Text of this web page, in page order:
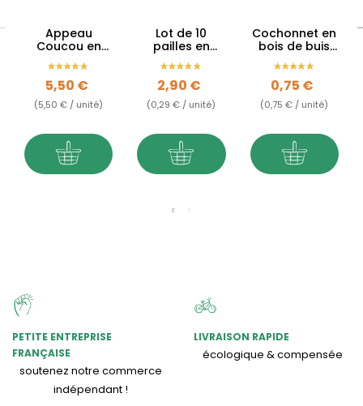
Appeau
Coucou en
bois du Jura
avec écorce
Prix
5,50 €
(5,50 € / unité)
Lot de 10
pailles en
seigle
Prix
2,90 €
(0,29 € / unité)
Cochonnet en
bois de buis
du Jura
Prix
0,75 €
(0,75 € / unité)
PETITE ENTREPRISE
FRANÇAISE
soutenez notre commerce
indépendant !
LIVRAISON RAPIDE
écologique & compensée